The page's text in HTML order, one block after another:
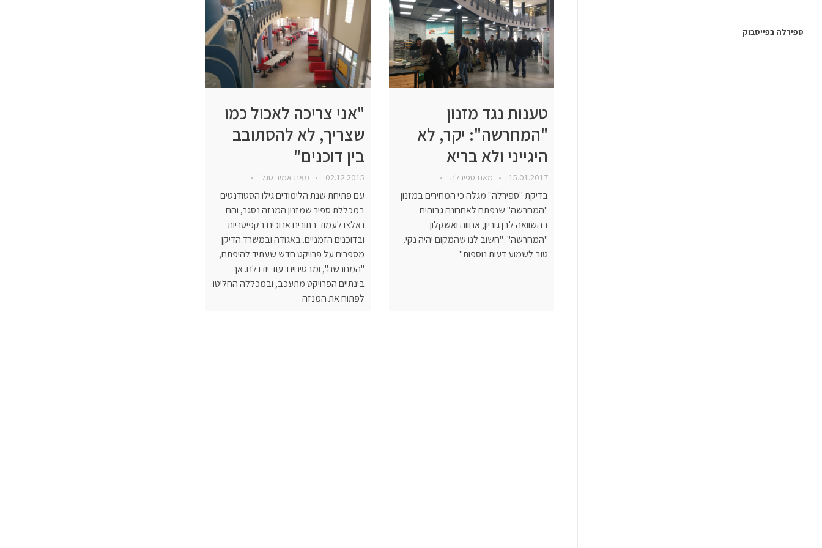
טענות נגד מזנון
"המחרשה": יקר, לא
היגייני ולא בריא
15.01.2017 מאת ספירלה
בדיקת "ספירלה" מגלה כי המחירים במזנון
"המחרשה" שנפתח לאחרונה גבוהים
בהשוואה לבן גוריון, אחווה ואשקלון.
"המחרשה": "חשוב לנו שהמקום יהיה נקי.
טוב לשמוע דעות נוספות"
"אני צריכה לאכול כמו
שצריך, לא להסתובב
בין דוכנים"
02.12.2015 מאת אמיר סגל
עם פתיחת שנת הלימודים גילו הסטודנטים
במכללת ספיר שמזנון המנזה נסגר, והם
נאלצו לעמוד בתורים ארוכים בקפיטריות
ובדוכנים הזמניים. באגודה ובמשרד הדיקן
מספרים על פרויקט חדש שעתיד להיפתח,
"המחרשה", ומבטיחים: עוד יודו לנו. אך
בינתיים הפרויקט מתעכב, ובמכללה החליטו
לפתוח את המנזה
ספירלה בפייסבוק